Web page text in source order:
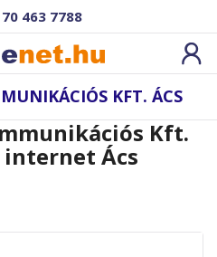
463 7788
KFT. ÁCS
Kft.
Ács